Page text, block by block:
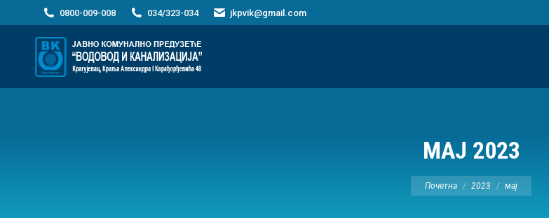
0800-009-008 034/323-034 jkpvik@gmail.com
МАЈ 2023
Ви сте овде:
Почетна 2023 мај